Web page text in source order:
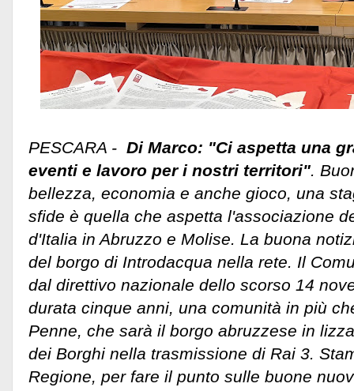
PESCARA - Di Marco: "Ci aspetta una
eventi e lavoro per i nostri territori" .
bellezza, economia e anche gioco, una
sfide è quella che aspetta l'associazione
d'Italia in Abruzzo e Molise. La buona
del borgo di Introdacqua nella rete. Il
dal direttivo nazionale dello scorso 14
durata cinque anni, una comunità in più
Penne, che sarà il borgo abruzzese in
dei Borghi nella trasmissione di Rai 3.
Regione, per fare il punto sulle buone